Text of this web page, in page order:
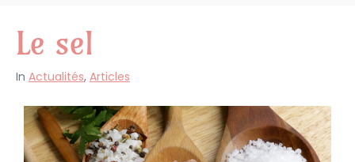
Le sel
In Actualités, Articles